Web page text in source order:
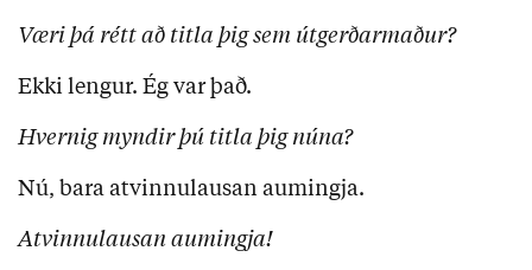
Væri þá rétt að titla þig sem útgerðarmaður?
Ekki lengur. Ég var það.
Hvernig myndir þú titla þig núna?
Nú, bara atvinnulausan aumingja.
Atvinnulausan aumingja!